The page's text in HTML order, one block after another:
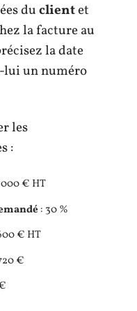
duclientet
la facture au
la date
lui un numéro
les
:
000 € HT
: 30 %
€ HT
€